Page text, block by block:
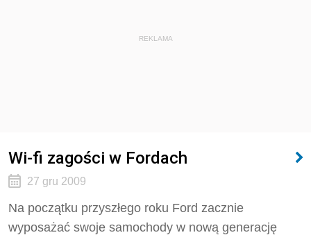
REKLAMA
Wi-fi zagości w Fordach
27 gru 2009
Na początku przyszłego roku Ford zacznie
wyposażać swoje samochody w nową generację